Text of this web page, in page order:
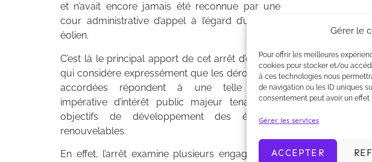
Gérer le
Pour offrir les meilleures
cookies pour stocker et/ou
à ces technologies nous
de navigation ou les ID uniques
consentement peut avoir un
Gérer les services
ACCEPTER
et n’avait encore jamais été reconnue par une
cour administrative d’appel à l’égard d’un parc
éolien.
C’est là le principal apport de cet arrêt d’espèce,
qui considère expressément que les dérogations
accordées répondent à une telle raison
impérative d’intérêt public majeur tenant aux
objectifs de développement des énergies
renouvelables.
En effet, l’arrêt examine plusieurs engagements